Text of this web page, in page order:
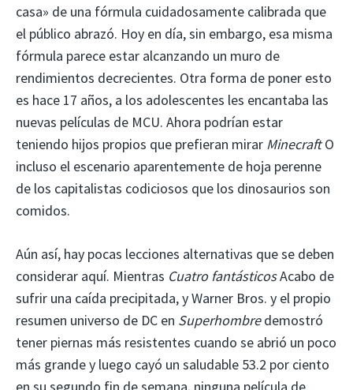
casa» de una fórmula cuidadosamente calibrada que
el público abrazó. Hoy en día, sin embargo, esa misma
fórmula parece estar alcanzando un muro de
rendimientos decrecientes. Otra forma de poner esto
es hace 17 años, a los adolescentes les encantaba las
nuevas películas de MCU. Ahora podrían estar
teniendo hijos propios que prefieran mirar MinecraftO
incluso el escenario aparentemente de hoja perenne
de los capitalistas codiciosos que los dinosaurios son
comidos.
Aún así, hay pocas lecciones alternativas que se deben
considerar aquí. Mientras Cuatro fantásticosAcabo de
sufrir una caída precipitada, y Warner Bros. y el propio
resumen universo de DC en Superhombredemostró
tener piernas más resistentes cuando se abrió un poco
más grande y luego cayó un saludable 53.2 por ciento